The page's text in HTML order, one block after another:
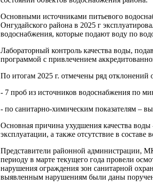
Основными источниками питьевого
Онгудайского района в 2025 г
водоснабжения, которые подают воду по
Лабораторный контроль качества воды,
программой с привлечением
По итогам 2025 г. отмечены ряд отклонений
- 7 проб из источников водоснабжения по
- по санитарно-химическим показателям –
Основная причина ухудшения качества
эксплуатации, а также отсутствие в составе
Представители районной администрации,
периоду в марте текущего года провели
нарушения ограждения зон санитарной
выявленным нарушениям были даны